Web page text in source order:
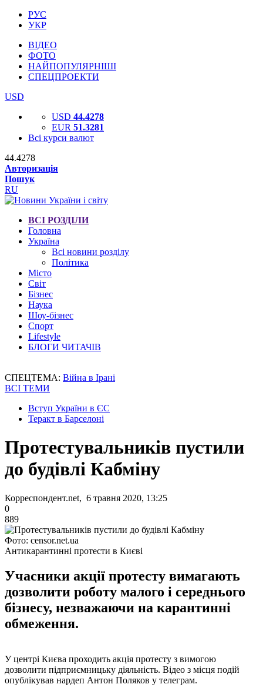
РУС
УКР
ВІДЕО
ФОТО
НАЙПОПУЛЯРНІШІ
СПЕЦПРОЕКТИ
USD
USD 44.4278
EUR 51.3281
Всі курси валют
44.4278
Авторизація
Пошук
RU
ВСІ РОЗДІЛИ
Головна
Україна
Всі новини розділу
Політика
Місто
Світ
Бізнес
Наука
Шоу-бізнес
Спорт
Lifestyle
БЛОГИ ЧИТАЧІВ
СПЕЦТЕМА: Війна в Ірані
ВСІ ТЕМИ
Вступ України в ЄС
Теракт в Барселоні
Протестувальників пустили
до будівлі Кабміну
Корреспондент.net, 6 травня 2020, 13:25
0
889
Фото: censor.net.ua
Антикарантинні протести в Києві
Учасники акції протесту вимагають
дозволити роботу малого і середнього
бізнесу, незважаючи на карантинні
обмеження.
У центрі Києва проходить акція протесту з вимогою
дозволити підприємницьку діяльність. Відео з місця подій
опублікував нардеп Антон Поляков у телеграм.